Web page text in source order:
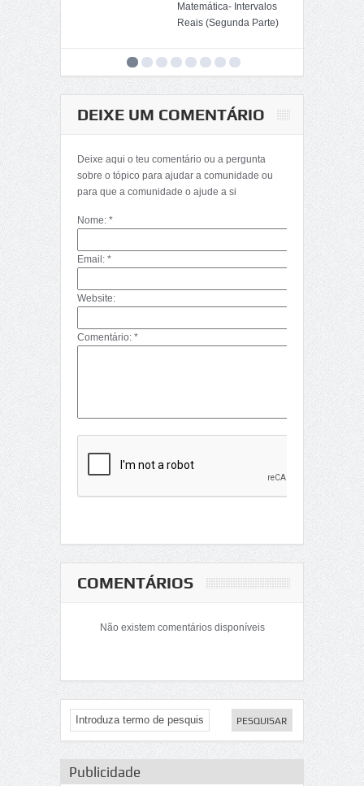
Matemática- Intervalos
Reais (Segunda Parte)
(Décima Primeira
Parte)
DEIXE UM COMENTÁRIO
Deixe aqui o teu comentário ou a pergunta
sobre o tópico para ajudar a comunidade ou
para que a comunidade o ajude a si
Nome: *
Email: *
Website:
Comentário: *
COMENTÁRIOS
Não existem comentários disponíveis
Publicidade